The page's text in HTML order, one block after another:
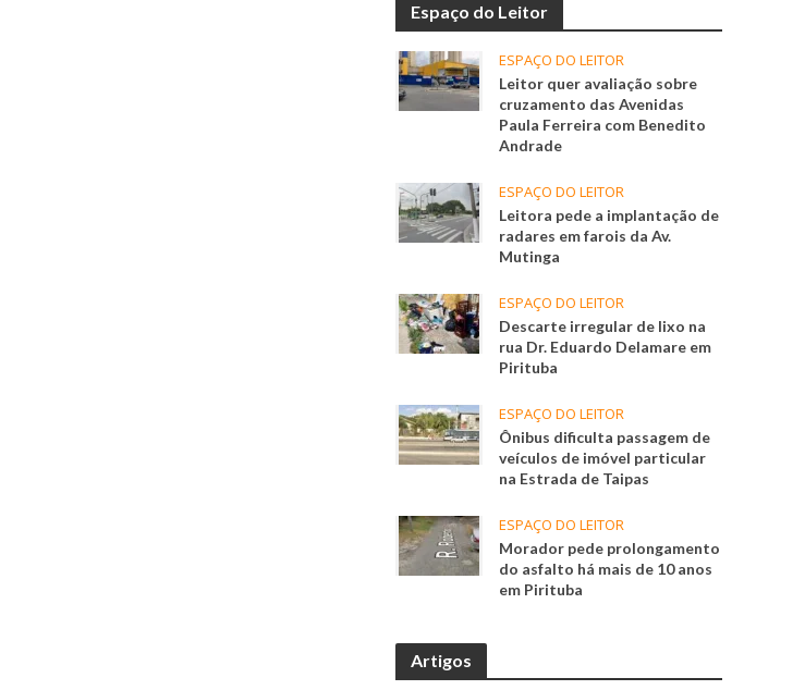
Espaço do Leitor
ESPAÇO DO LEITOR
Leitor quer avaliação sobre
cruzamento das Avenidas
Paula Ferreira com Benedito
Andrade
ESPAÇO DO LEITOR
Leitora pede a implantação de
radares em farois da Av.
Mutinga
ESPAÇO DO LEITOR
Descarte irregular de lixo na
rua Dr. Eduardo Delamare em
Pirituba
ESPAÇO DO LEITOR
Ônibus dificulta passagem de
veículos de imóvel particular
na Estrada de Taipas
ESPAÇO DO LEITOR
Morador pede prolongamento
do asfalto há mais de 10 anos
em Pirituba
Artigos